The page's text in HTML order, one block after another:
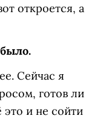
откроется, а
Сейчас я
готов ли
это и не сойти